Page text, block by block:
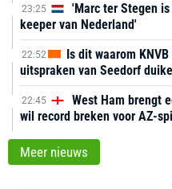
23:25
'Marc ter Stegen
keeper van Nederland'
22:52
Is dit waarom
uitspraken van Seedorf
22:45
West Ham brengt
wil record breken voor AZ-
Meer nieuws